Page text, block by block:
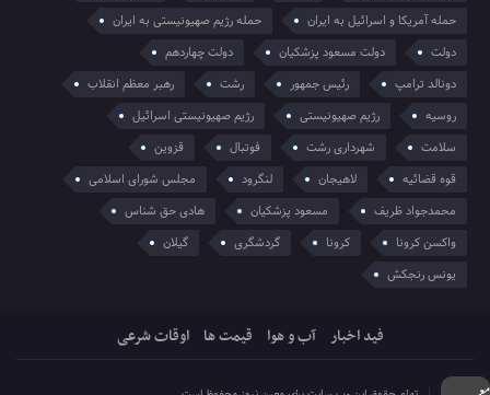
حمله آمریکا و اسرائیل به ایران
حمله رژیم صهیونیستی به ایران
دولت
دولت مسعود پزشکیان
دولت چهاردهم
دونالد ترامپ
رئیس جمهور رشت
رهبر معظم انقلاب
روسیه
رژیم صهیونیستی
رژیم صهیونیستی اسرائیل
سلامت
شهرداری رشت فوتبال
قزوین
قوه قضائیه
لاهیجان لنگرود
مجلس شورای اسلامی
محمدجواد ظریف
مسعود پزشکیان
هادی حق شناس
واکسن کرونا
کرونا گردشگری
گیلان
یونس رنجکش
فید اخبار آب و هوا قیمت ها اوقات شرعی